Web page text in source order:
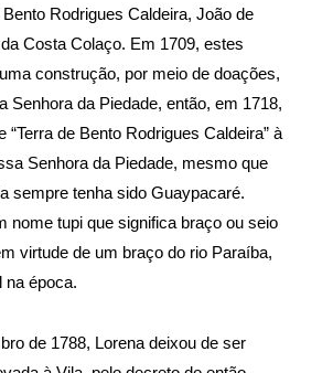
Rodrigues Caldeira, João de
Costa Colaço. Em 1709, estes
construção, por meio de doações,
Senhora da Piedade, então, em 1718,
“Terra de Bento Rodrigues Caldeira” à
Senhora da Piedade, mesmo que
sempre tenha sido Guaypacaré.
nome tupi que significa braço ou seio
virtude de um braço do rio Paraíba,
na época.
de 1788, Lorena deixou de ser